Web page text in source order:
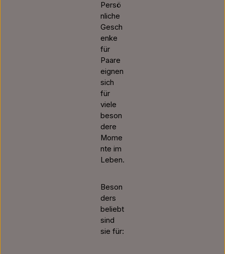
Persö
nliche
Gesch
enke
für
Paare
eignen
sich
für
viele
beson
dere
Mome
nte im
Leben.
Beson
ders
beliebt
sind
sie für: